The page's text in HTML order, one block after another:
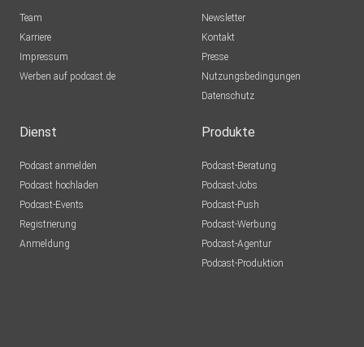
Team
Karriere
Impressum
Werben auf podcast.de
Newsletter
Kontakt
Presse
Nutzungsbedingungen
Datenschutz
Dienst
Podcast anmelden
Podcast hochladen
Podcast-Events
Registrierung
Anmeldung
Produkte
Podcast-Beratung
Podcast-Jobs
Podcast-Push
Podcast-Werbung
Podcast-Agentur
Podcast-Produktion